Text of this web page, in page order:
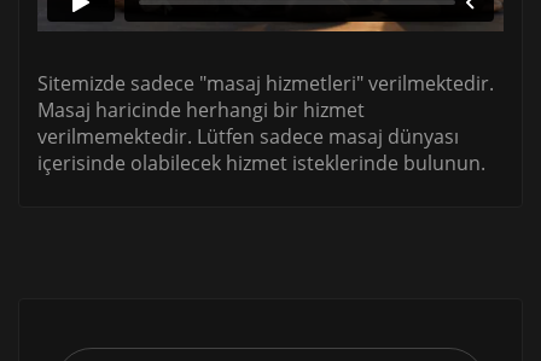
Sitemizde sadece "masaj hizmetleri" verilmektedir.
Masaj haricinde herhangi bir hizmet
verilmemektedir. Lütfen sadece masaj dünyası
içerisinde olabilecek hizmet isteklerinde bulunun.